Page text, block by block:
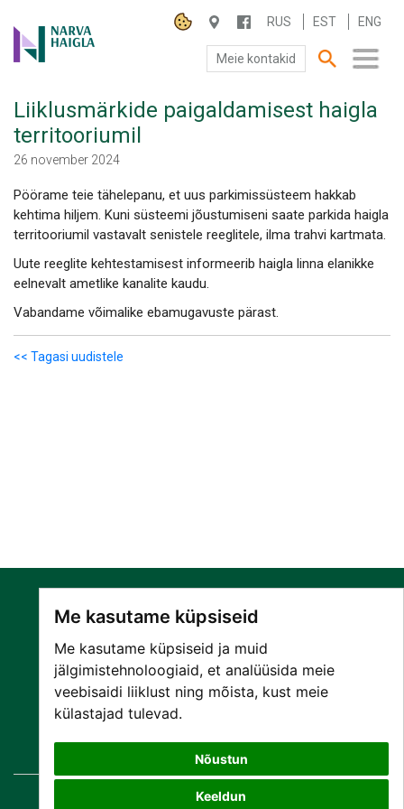
Me kasutame küpsiseid
Me kasutame küpsiseid ja muid
jälgimistehnoloogiaid, et analüüsida meie
veebisaidi liiklust ning mõista, kust meie
külastajad tulevad.
Nõustun
Keeldun
RUS EST ENG
Meie kontakid
SA NARVA HAIGLA
PATSIENDILE
TEENUSED
Liiklusmärkide paigaldamisest haigla
territooriumil
26 november 2024
Pöörame teie tähelepanu, et uus parkimissüsteem hakkab
kehtima hiljem. Kuni süsteemi jõustumiseni saate parkida haigla
territooriumil vastavalt senistele reeglitele, ilma trahvi kartmata.
Uute reeglite kehtestamisest informeerib haigla linna elanikke
eelnevalt ametlike kanalite kaudu.
Vabandame võimalike ebamugavuste pärast.
<< Tagasi uudistele
SA NARVA HAIGLA